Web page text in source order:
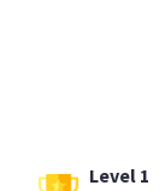
Level 1